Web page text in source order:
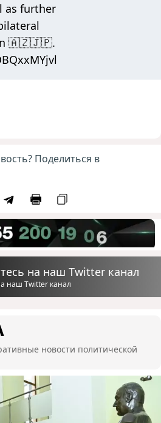
as further
🇦🇿🇯🇵.
Поделиться в
на наш Twitter канал
наш Twitter канал
новости политической